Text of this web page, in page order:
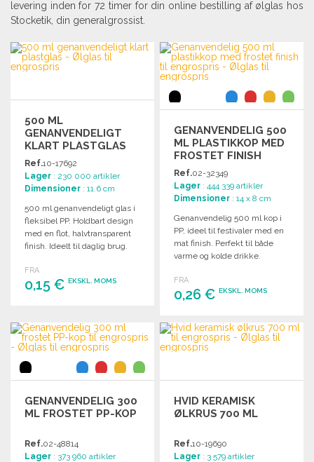
levering inden for 72 timer for din online bestilling af ølglas hos
Stocketik, din generalgrossist.
500 ML
GENANVENDELIGT
KLART PLASTGLAS
Ref.10-17692
Lager : 230 000 artikler
Dimensioner : 11.6 cm
500 ml genanvendeligt glas i
fleksibel PP. Holdbart design
med en flot, halvtransparent
finish. Ideelt til daglig brug.
FRA
0,15 € EKSKL. MOMS
Anmod om et tilbud
GENANVENDELIG 500
ML PLASTIKKOP MED
FROSTET FINISH
Ref.02-32349
Lager : 444 339 artikler
Dimensioner : 14 x 8 cm
Genanvendelig 500 ml kop i
PP, ideel til festivaler med en
mat finish. Perfekt til både
varme og kolde drikke.
FRA
0,26 €EKSKL. MOMS
BESTIL
Anmod om et tilbud
GENANVENDELIG 300
ML FROSTET PP-KOP
Ref.02-48814
Lager : 373 960 artikler
HVID KERAMISK
ØLKRUS 700 ML
Ref.10-19690
Lager : 3 579 artikler